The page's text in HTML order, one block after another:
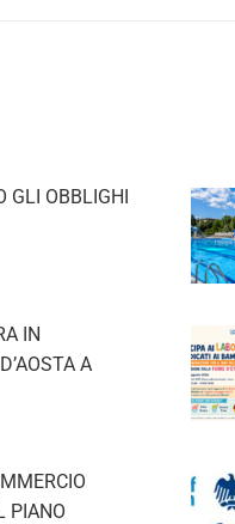
GLI OBBLIGHI
IN
A